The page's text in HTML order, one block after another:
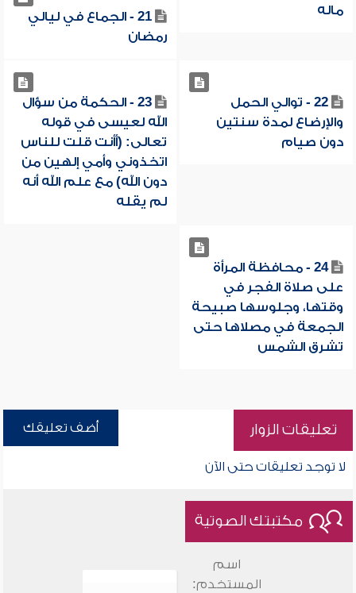
ماله
21 - الجماع في ليالي
رمضان
22 - توالي الحمل
والإرضاع لمدة سنتين
دون صيام
23 - الحكمة من سؤال
الله لعيسى في قوله
تعالى: (أأنت قلت للناس
اتخذوني وأمي إلهين من
دون الله) مع علم الله أنه
لم يقله
24 - محافظة المرأة
على صلاة الفجر في
وقتها، وجلوسها صبيحة
الجمعة في مصلاها حتى
تشرق الشمس
تعليقات الزوار أضف تعليقك
لا توجد تعليقات حتى الآن
مكتبتك الصوتية
اسم
المستخدم: